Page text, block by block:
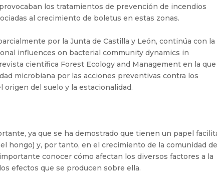
los tratamientos de prevención de incendios
al crecimiento de boletus en estas zonas.
por la Junta de Castilla y León, continúa con la
influences on bacterial community dynamics in
científica Forest Ecology and Management en la que
microbiana por las acciones preventivas contra los
del suelo y la estacionalidad.
ya que se ha demostrado que tienen un papel
hongo) y, por tanto, en el crecimiento de la comunidad de
conocer cómo afectan los diversos factores a la
efectos que se producen sobre ella.